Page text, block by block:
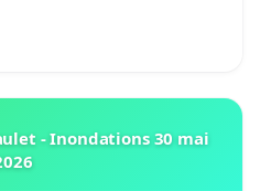
- Inondations 30 mai